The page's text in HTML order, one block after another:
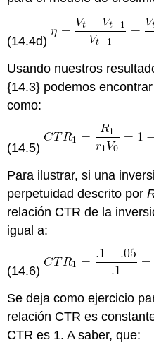
(14.4d)
Usando nuestros
{14.3} podemos
como:
(14.5)
Para ilustrar, si una
perpetuidad descrito por
relación CTR de la
igual a:
(14.6)
Se deja como ejercicio
relación CTR es
CTR es 1. A saber, que: